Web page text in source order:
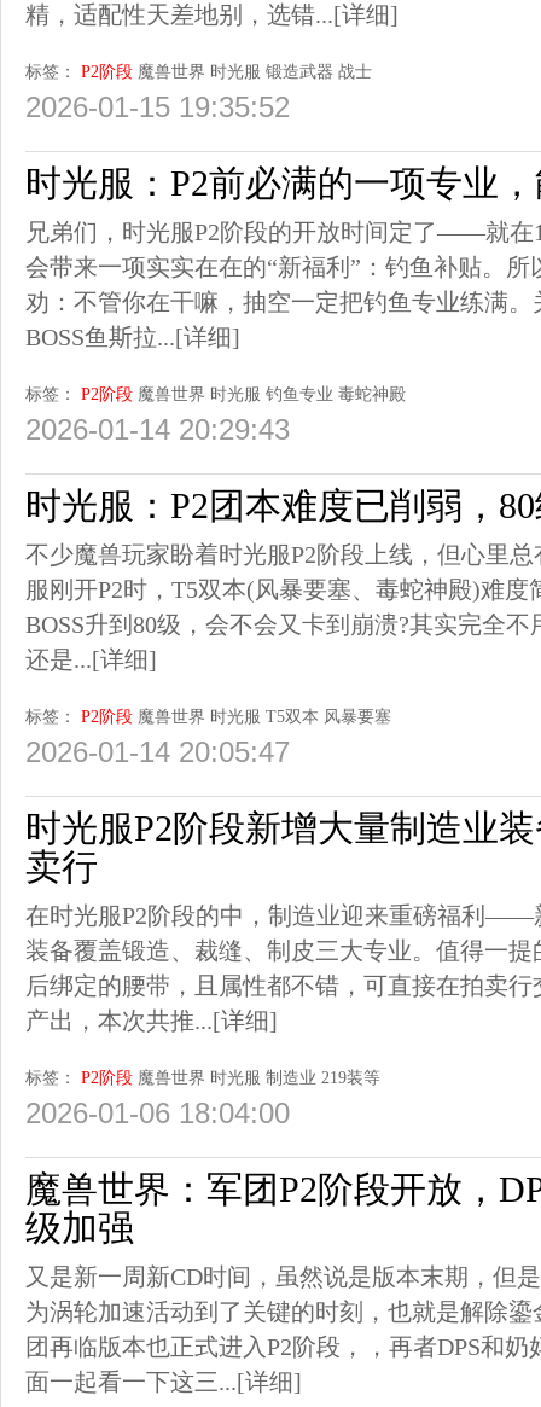
精，适配性天差地别，选错...[详细]
标签： P2阶段 魔兽世界 时光服 锻造武器 战士
2026-01-15 19:35:52
时光服：P2前必满的一项专业
兄弟们，时光服P2阶段的开放时间定了——就在
会带来一项实实在在的“新福利”：钓鱼补贴。
劝：不管你在干嘛，抽空一定把钓鱼专业练满
BOSS鱼斯拉...[详细]
标签： P2阶段 魔兽世界 时光服 钓鱼专业 毒蛇神殿
2026-01-14 20:29:43
时光服：P2团本难度已削弱，
不少魔兽玩家盼着时光服P2阶段上线，但心里
服刚开P2时，T5双本(风暴要塞、毒蛇神殿)难度
BOSS升到80级，会不会又卡到崩溃?其实完全
还是...[详细]
标签： P2阶段 魔兽世界 时光服 T5双本 风暴要塞
2026-01-14 20:05:47
时光服P2阶段新增大量制造业
卖行
在时光服P2阶段的中，制造业迎来重磅福利——
装备覆盖锻造、裁缝、制皮三大专业。值得一
后绑定的腰带，且属性都不错，可直接在拍卖
产出，本次共推...[详细]
标签： P2阶段 魔兽世界 时光服 制造业 219装等
2026-01-06 18:04:00
魔兽世界：军团P2阶段开放，
级加强
又是新一周新CD时间，虽然说是版本末期，但
为涡轮加速活动到了关键的时刻，也就是解除
团再临版本也正式进入P2阶段，，再者DPS和
面一起看一下这三...[详细]